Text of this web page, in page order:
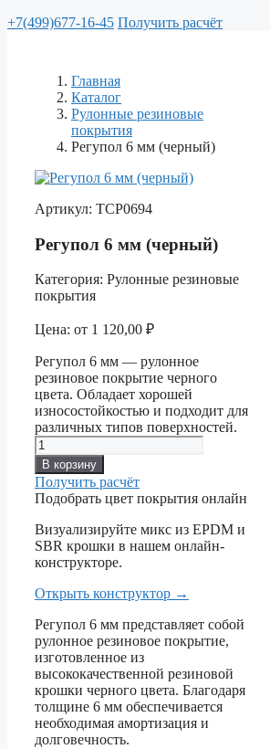
+7(499)677-16-45 Получить расчёт
Главная
Каталог
Рулонные резиновые
покрытия
Регупол 6 мм (черный)
Артикул: ТСР0694
Регупол 6 мм (черный)
Категория: Рулонные резиновые
покрытия
Цена: от 1 120,00 ₽
Регупол 6 мм — рулонное
резиновое покрытие черного
цвета. Обладает хорошей
износостойкостью и подходит для
различных типов поверхностей.
Количество
товара
Регупол
6
мм
(черный)
В корзину
Получить расчёт
Подобрать цвет покрытия онлайн
Визуализируйте микс из EPDM и
SBR крошки в нашем онлайн-
конструкторе.
Открыть конструктор →
Регупол 6 мм представляет собой
рулонное резиновое покрытие,
изготовленное из
высококачественной резиновой
крошки черного цвета. Благодаря
толщине 6 мм обеспечивается
необходимая амортизация и
долговечность.